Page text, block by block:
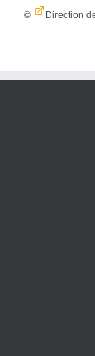
© Direction